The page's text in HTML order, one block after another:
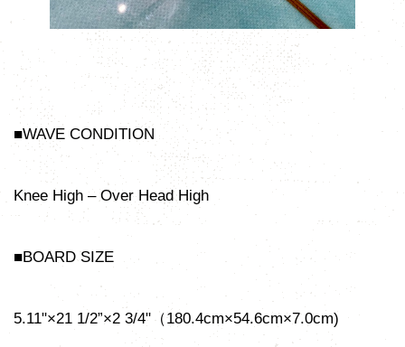
■WAVE CONDITION
Knee High – Over Head High
■BOARD SIZE
5.11"×21 1/2”×2 3/4"（180.4cm×54.6cm×7.0cm)